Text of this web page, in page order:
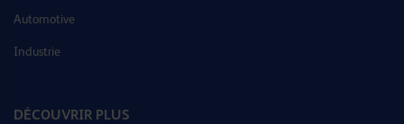
Automotive
Industrie
DÉCOUVRIR PLUS